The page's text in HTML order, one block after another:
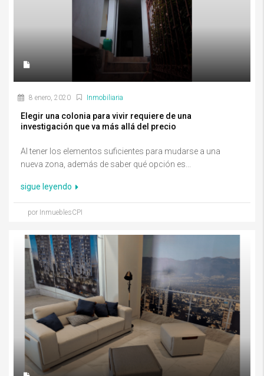
8 enero, 2020 Inmobiliaria
Elegir una colonia para vivir requiere de una
investigación que va más allá del precio
Al tener los elementos suficientes para mudarse a una
nueva zona, además de saber qué opción es...
sigue leyendo
por InmueblesCPI